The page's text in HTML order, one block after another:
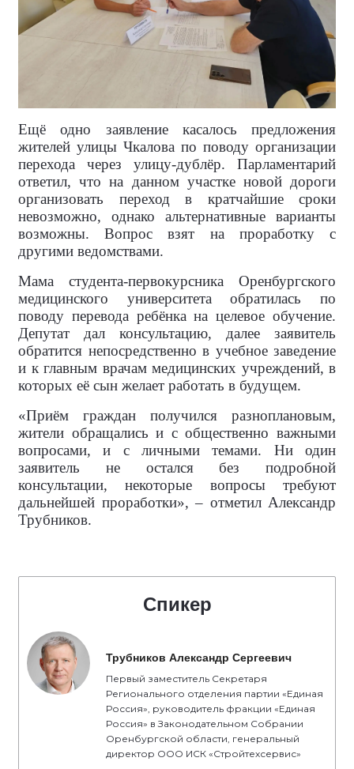
Ещё одно заявление касалось предложения
жителей улицы Чкалова по поводу организации
перехода через улицу-дублёр. Парламентарий
ответил, что на данном участке новой дороги
организовать переход в кратчайшие сроки
невозможно, однако альтернативные варианты
возможны. Вопрос взят на проработку с
другими ведомствами.
Мама студента-первокурсника Оренбургского
медицинского университета обратилась по
поводу перевода ребёнка на целевое обучение.
Депутат дал консультацию, далее заявитель
обратится непосредственно в учебное заведение
и к главным врачам медицинских учреждений, в
которых её сын желает работать в будущем.
«Приём граждан получился разноплановым,
жители обращались и с общественно важными
вопросами, и с личными темами. Ни один
заявитель не остался без подробной
консультации, некоторые вопросы требуют
дальнейшей проработки», – отметил Александр
Трубников.
Спикер
Трубников Александр Сергеевич
Первый заместитель Секретаря
Регионального отделения партии «Единая
Россия», руководитель фракции «Единая
Россия» в Законодательном Собрании
Оренбургской области, генеральный
директор ООО ИСК «Стройтехсервис»